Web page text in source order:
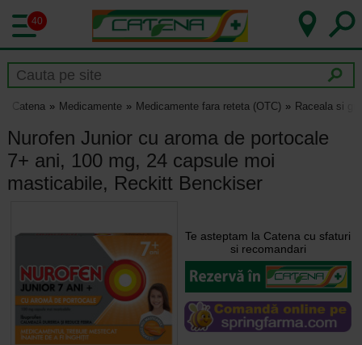
40
Catena Medicamente Medicamente fara reteta (OTC) Raceala si
Nurofen Junior cu aroma de portocale
7+ ani, 100 mg, 24 capsule moi
masticabile, Reckitt Benckiser
Te asteptam la Catena cu sfaturi
si recomandari